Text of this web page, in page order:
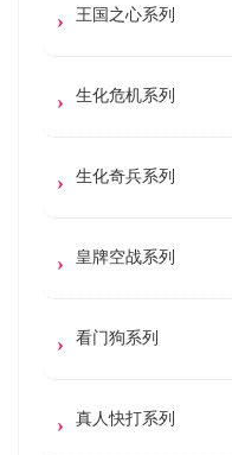
王国之心系列
生化危机系列
生化奇兵系列
皇牌空战系列
看门狗系列
真人快打系列